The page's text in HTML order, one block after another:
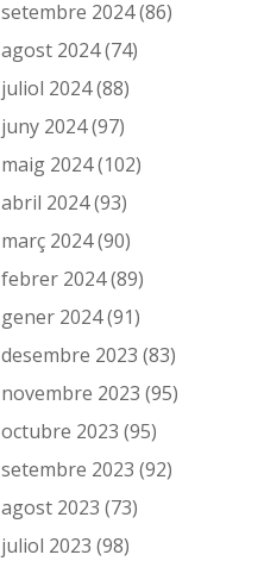
setembre 2024(86)
agost 2024(74)
juliol 2024(88)
juny 2024(97)
maig 2024(102)
abril 2024(93)
març 2024(90)
febrer 2024(89)
gener 2024(91)
desembre 2023 (83)
novembre 2023 (95)
octubre 2023 (95)
setembre 2023 (92)
agost 2023 (73)
juliol 2023 (98)